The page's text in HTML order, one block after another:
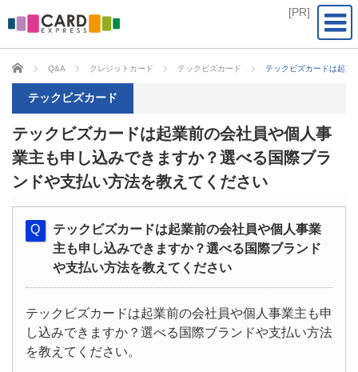
CARD EXPRESS
Q&A クレジットカード テックビズカード テックビズカードは起業
テックビズカード
テックビズカードは起業前の会社員や個人事
業主も申し込みできますか？選べる国際ブラ
ンドや支払い方法を教えてください
テックビズカードは起業前の会社員や個人事業
主も申し込みできますか？選べる国際ブランド
や支払い方法を教えてください
テックビズカードは起業前の会社員や個人事業主も申
し込みできますか？選べる国際ブランドや支払い方法
を教えてください。